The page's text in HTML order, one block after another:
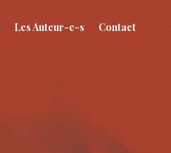
Les Auteur-e-s Contact